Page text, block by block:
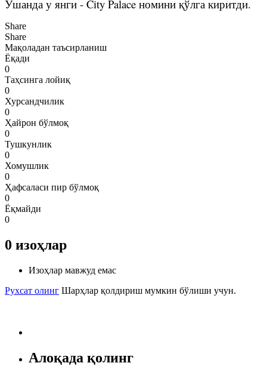
Ўшанда у янги - City Palace номини қўлга киритди.
Share
Share
Мақоладан таъсирланиш
Ёқади
0
Таҳсинга лойиқ
0
Хурсандчилик
0
Ҳайрон бўлмоқ
0
Тушкунлик
0
Хомушлик
0
Ҳафсаласи пир бўлмоқ
0
Ёқмайди
0
0 изоҳлар
Изоҳлар мавжуд емас
Рухсат олинг Шарҳлар қолдириш мумкин бўлиши учун.
Алоқада қолинг